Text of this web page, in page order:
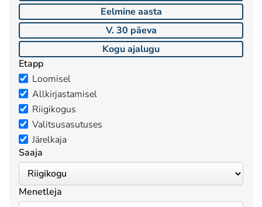
Eelmine aasta
V. 30 päeva
Kogu ajalugu
Etapp
Loomisel
Allkirjastamisel
Riigikogus
Valitsusasutuses
Järelkaja
Saaja
Menetleja